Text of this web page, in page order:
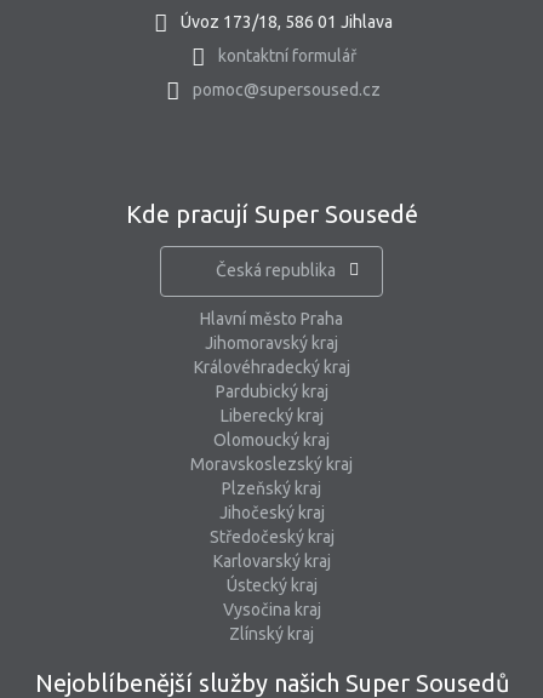
Úvoz 173/18, 586 01 Jihlava
kontaktní formulář
pomoc@supersoused.cz
Kde pracují Super Sousedé
Česká republika
Hlavní město Praha
Jihomoravský kraj
Královéhradecký kraj
Pardubický kraj
Liberecký kraj
Olomoucký kraj
Moravskoslezský kraj
Plzeňský kraj
Jihočeský kraj
Středočeský kraj
Karlovarský kraj
Ústecký kraj
Vysočina kraj
Zlínský kraj
Nejoblíbenější služby našich Super Sousedů